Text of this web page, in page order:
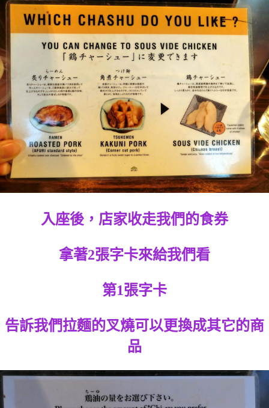
入座後，店家收走我們的食券
拿著2張字卡來給我們看
第1張字卡
告訴我們拉麵的叉燒可以更換成其它的商
品